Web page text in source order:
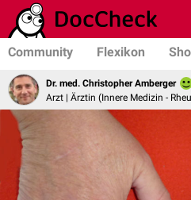
Community Flexikon
Dr. med. Christopher Amberger
Arzt | Ärztin (Innere Medizin -